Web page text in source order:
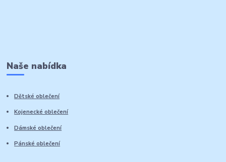
Naše nabídka
Dětské oblečení
Kojenecké oblečení
Dámské oblečení
Pánské oblečení